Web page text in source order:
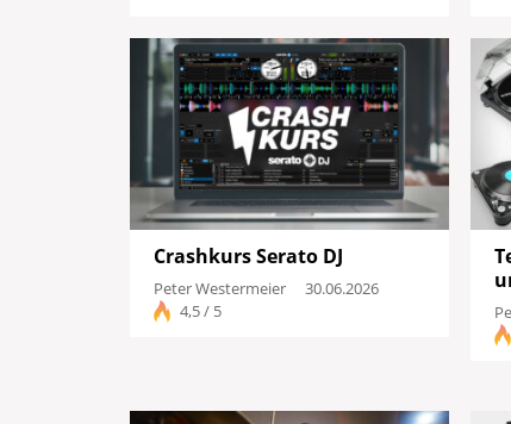
Crashkurs Serato DJ
Peter Westermeier
30.06.2026
4,5 / 5